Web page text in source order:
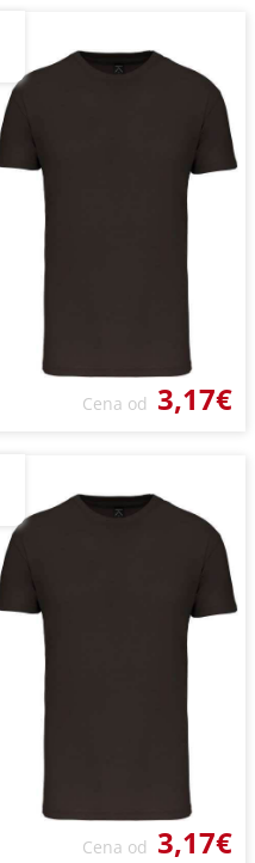
Cena od 3,17€
Cena od 3,17€